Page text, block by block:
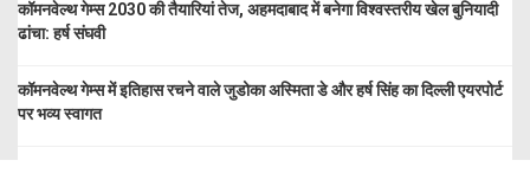
कॉमनवेल्थ गेम्स 2030 की तैयारियां तेज, अहमदाबाद में बनेगा विश्वस्तरीय खेल बुनियादी
ढांचा: हर्ष संघवी
कॉमनवेल्थ गेम्स में इतिहास रचने वाले जुडोका अस्मिता डे और हर्ष सिंह का दिल्ली एयरपोर्ट
पर भव्य स्वागत